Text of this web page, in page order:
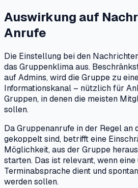
Auswirkung auf
Anrufe
Die Einstellung bei den
das Gruppenklima aus.
auf Admins, wird die Gruppe zu
Informationskanal – nützlich für
Gruppen, in denen die meisten
sollen.
Da Gruppenanrufe in der Regel an
gekoppelt sind, betrifft eine
Möglichkeit, aus der Gruppe
starten. Das ist relevant, wenn
Terminabsprache dient und
werden sollen.